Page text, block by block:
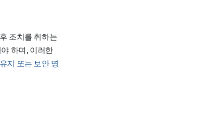
조치를 취하는
하며, 이러한
지 또는 보안 명